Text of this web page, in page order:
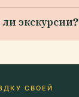
экскурсии?
СВОЕЙ